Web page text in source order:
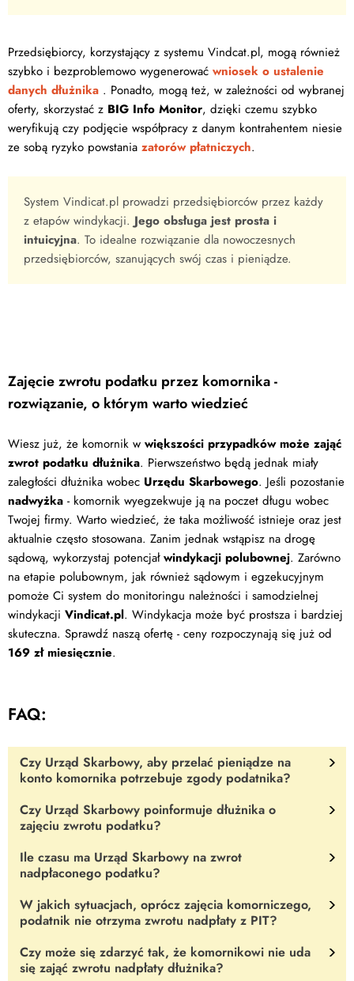
Przedsiębiorcy, korzystający z systemu Vindcat.pl, mogą również
szybko i bezproblemowo wygenerować wniosek o ustalenie
danych dłużnika . Ponadto, mogą też, w zależności od wybranej
oferty, skorzystać z BIG Info Monitor, dzięki czemu szybko
weryfikują czy podjęcie współpracy z danym kontrahentem niesie
ze sobą ryzyko powstania zatorów płatniczych.
System Vindicat.pl prowadzi przedsiębiorców przez każdy
z etapów windykacji. Jego obsługa jest prosta i
intuicyjna. To idealne rozwiązanie dla nowoczesnych
przedsiębiorców, szanujących swój czas i pieniądze.
Zajęcie zwrotu podatku przez komornika -
rozwiązanie, o którym warto wiedzieć
Wiesz już, że komornik w większości przypadków może zająć
zwrot podatku dłużnika. Pierwszeństwo będą jednak miały
zaległości dłużnika wobec Urzędu Skarbowego. Jeśli pozostanie
nadwyżka - komornik wyegzekwuje ją na poczet długu wobec
Twojej firmy. Warto wiedzieć, że taka możliwość istnieje oraz jest
aktualnie często stosowana. Zanim jednak wstąpisz na drogę
sądową, wykorzystaj potencjałwindykacji polubownej. Zarówno
na etapie polubownym, jak również sądowym i egzekucyjnym
pomoże Ci system do monitoringu należności i samodzielnej
windykacji Vindicat.pl. Windykacja może być prostsza i bardziej
skuteczna. Sprawdź naszą ofertę - ceny rozpoczynają się już od
169 zł miesięcznie.
FAQ:
Czy Urząd Skarbowy, aby przelać pieniądze na
konto komornika potrzebuje zgody podatnika?
Zgodnie art. 896 § 1 pkt 2 kodeksu postępowania cywilnego,
komornikinformujeorgan podatkowy, aby ten nie przekazywał
świadczenia dłużnikowi, a zamiast przelał je na konto bankowe
komornika lub do depozytu Ministra Finansów. Zgoda podatnika
Czy Urząd Skarbowy poinformuje dłużnika o
zajęciu zwrotu podatku?
Tak. Komornikinformuje dłużnika, że ten nie może odebrać
zwrotu nadpłaconego podatku z Urzędu Skarbowego i
rozporządzać zajętą należnością.
Ile czasu ma Urząd Skarbowy na zwrot
nadpłaconego podatku?
Urząd Skarbowy ma na dokonanie zwrotu podatnikowi90 dni
Dotyczy to zarówno podatku dochodowego od osób fizycznych,
jak również firm rozliczających się z podatku dochodowego od
osób prawnych.
W jakich sytuacjach, oprócz zajęcia komorniczego,
podatnik nie otrzyma zwrotu nadpłaty z PIT?
Zajęcie zwrotu nadpłaty przez komornika faktycznie nie jest
jedyną możliwością, gdy dłużnik nie zobaczy pieniędzy.
Czy może się zdarzyć tak, że komornikowi nie uda
się zająć zwrotu nadpłaty dłużnika?